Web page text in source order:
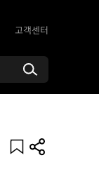
고객센터